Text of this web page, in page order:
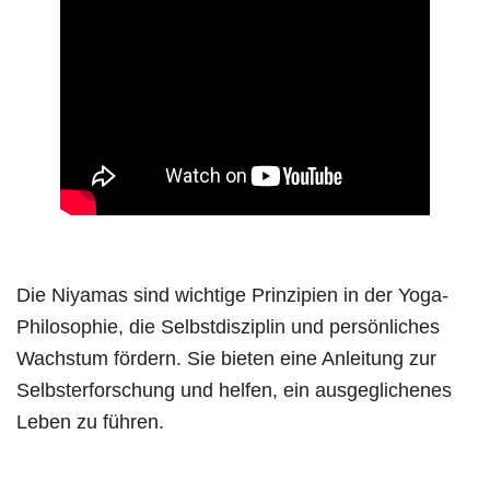
Die Niyamas sind wichtige Prinzipien in der Yoga-
Philosophie, die Selbstdisziplin und persönliches
Wachstum fördern. Sie bieten eine Anleitung zur
Selbsterforschung und helfen, ein ausgeglichenes
Leben zu führen.